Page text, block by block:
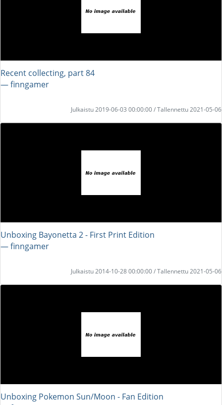
Recent collecting, part 84
― finngamer
Julkaistu 2019-06-03 00:00:00 / Tallennettu 2021-05-06
Unboxing Bayonetta 2 - First Print Edition
― finngamer
Julkaistu 2014-10-28 00:00:00 / Tallennettu 2021-05-06
Unboxing Pokemon Sun/Moon - Fan Edition